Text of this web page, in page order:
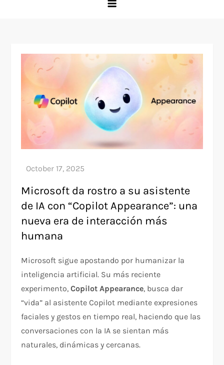
Microsoft da rostro a su asistente
de IA con “Copilot Appearance”: una
nueva era de interacción más
humana
Microsoft sigue apostando por humanizar la
inteligencia artificial. Su más reciente
experimento,Copilot Appearance, busca dar
“vida” al asistente Copilot mediante expresiones
faciales y gestos en tiempo real, haciendo que las
conversaciones con la IA se sientan más
naturales, dinámicas y cercanas.